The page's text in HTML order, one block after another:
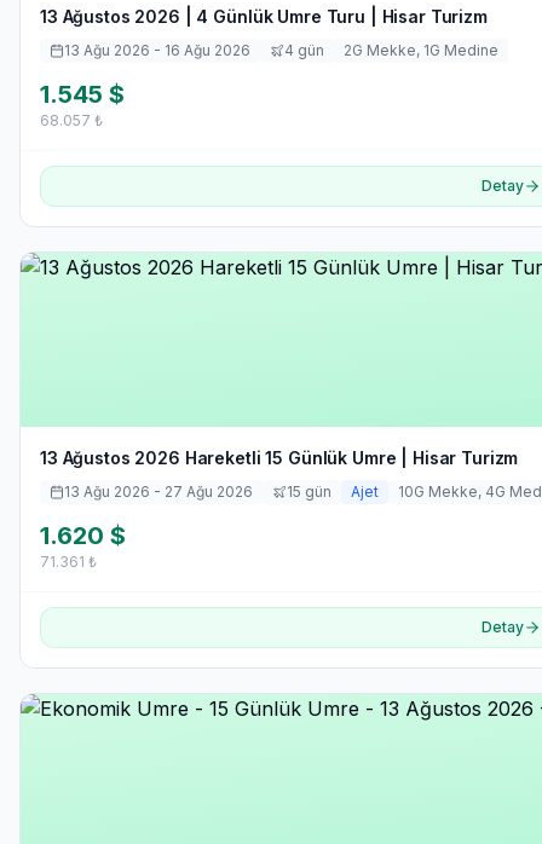
13 Ağustos 2026 | 4 Günlük Umre Turu | Hisar Turizm
13 Ağu 2026 - 16 Ağu 2026 4 gün 2G Mekke, 1G Medine
1.545 $
68.057 ₺
Detay
13 Ağustos 2026 Hareketli 15 Günlük Umre | Hisar Turizm
13 Ağu 2026 - 27 Ağu 2026 15 gün Ajet 10G Mekke, 4G
1.620 $
71.361 ₺
Detay